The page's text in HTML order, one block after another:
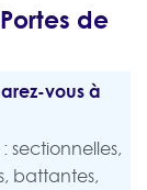
de
vous à
: sectionnelles,
battantes,